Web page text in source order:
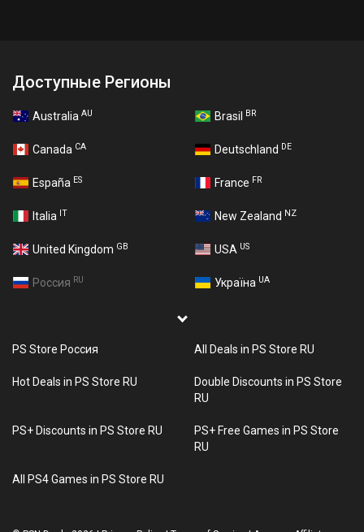
Доступные Регионы
Australia AU Brasil BR
Canada CA Deutschland DE
España ES France FR
Italia IT New Zealand NZ
United Kingdom GB USA US
Россия RU Україна UA
PS Store Россия All Deals in PS Store RU
Hot Deals in PS Store RU
Double Discounts in PS Store
RU
PS+ Discounts in PS Store RU
PS+ Free Games in PS Store
RU
All PS4 Games in PS Store RU